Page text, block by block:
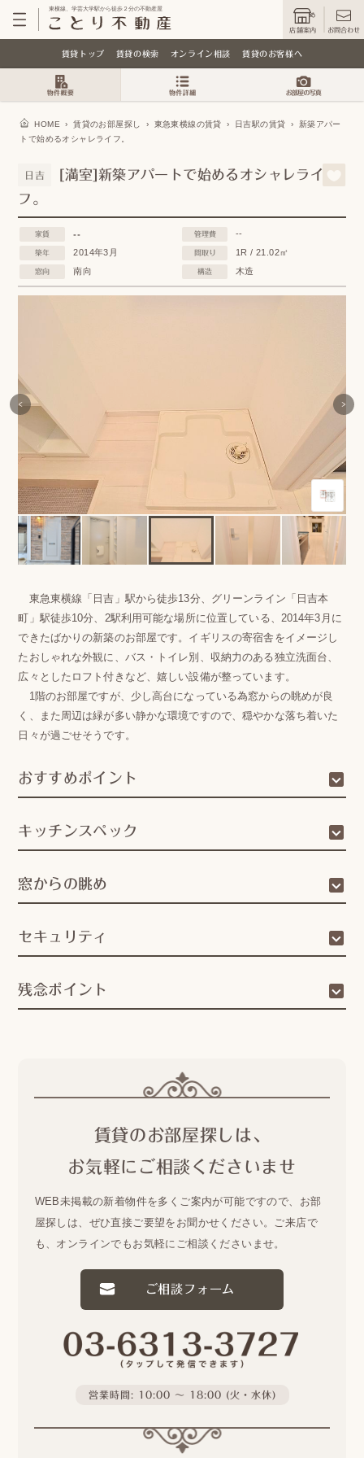
東横線、学芸大学駅から徒歩２分の不動産屋
店舗案内 お問合わせ
賃貸トップ 賃貸の検索 オンライン相談 賃貸のお客様へ
HOME › 賃貸のお部屋探し › 東急東横線の賃貸 › 日吉駅の賃貸 ›
新築アパー
トで始めるオシャレライフ。
日吉
[満室]新築アパートで始めるオシャレライ
フ。
家賃 -- 管理費 --
築年 2014年3月 間取り 1R / 21.02㎡
窓向 南向 構造 木造
東急東横線「日吉」駅から徒歩13分、グリーンライン「日吉本
町」駅徒歩10分、2駅利用可能な場所に位置している、2014年3月に
できたばかりの新築のお部屋です。イギリスの寄宿舎をイメージし
たおしゃれな外観に、バス・トイレ別、収納力のある独立洗面台、
広々としたロフト付きなど、嬉しい設備が整っています。
1階のお部屋ですが、少し高台になっている為窓からの眺めが良
く、また周辺は緑が多い静かな環境ですので、穏やかな落ち着いた
日々が過ごせそうです。
おすすめポイント
キッチンスペック
窓からの眺め
セキュリティ
残念ポイント
賃貸のお部屋探しは、
お気軽にご相談くださいませ
WEB未掲載の新着物件を多くご案内が可能ですので、 お部
屋探しは、ぜひ直接ご要望をお聞かせください。
ご来店で
も、オンラインでもお気軽にご相談くださいませ。
ご相談フォーム
営業時間: 10:00 〜 18:00 (火・水休)